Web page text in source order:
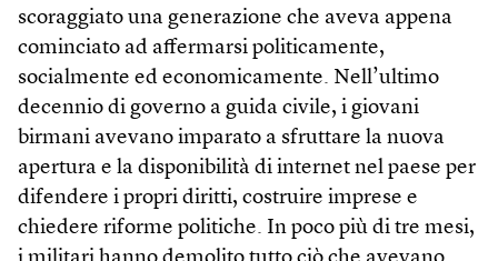
scoraggiato una generazione che aveva appena
cominciato ad affermarsi politicamente,
socialmente ed economicamente. Nell’ultimo
decennio di governo a guida civile, i giovani
birmani avevano imparato a sfruttare la nuova
apertura e la disponibilità di internet nel paese per
difendere i propri diritti, costruire imprese e
chiedere riforme politiche. In poco più di tre mesi,